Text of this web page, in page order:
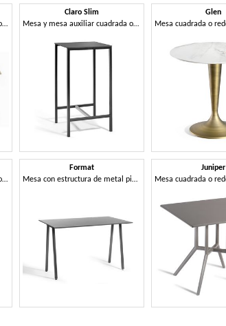
Mesa cuadrada o redonda con sobre fijo o abatible de metal, con base de 3 o 4 radios
Mesa y mesa auxiliar cuadrada o rectangular con estructura de metal
Claro Slim
Mesa y mesa auxiliar cuadrada o rectangular con estructura de metal
Format
Mesa con estructura de metal pintado y tablero en Compactop
Glen
Juniper